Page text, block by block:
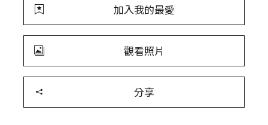
加入我的最愛
觀看照片
分享